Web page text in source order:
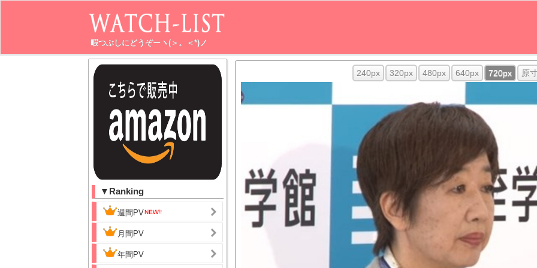
暇つぶしにどうぞーヽ(＞。＜*)ノ
▼Ranking
週間PV
月間PV
年間PV
240px 320px 480px 640px 720px 原